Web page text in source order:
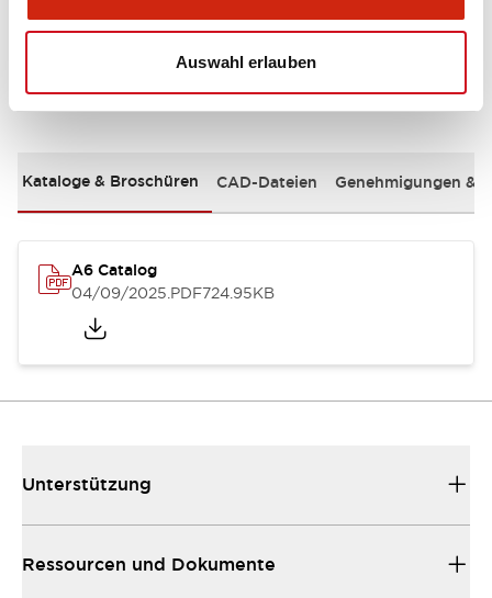
Auswahl erlauben
Dokumente und Dateien
Kataloge & Broschüren CAD-Dateien Genehmigungen &
A6 Catalog
04/09/2025.PDF724.95KB
Unterstützung
Ressourcen und Dokumente